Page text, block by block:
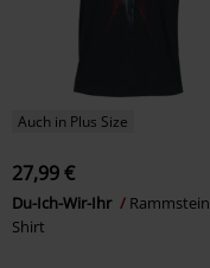
Auch in Plus Size
27,99 €
Du-Ich-Wir-Ihr Rammstein
Shirt